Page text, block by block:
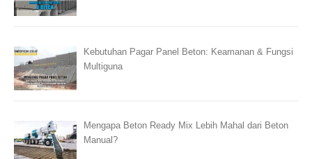
Kebutuhan Pagar Panel Beton: Keamanan & Fungsi
Multiguna
Mengapa Beton Ready Mix Lebih Mahal dari Beton
Manual?